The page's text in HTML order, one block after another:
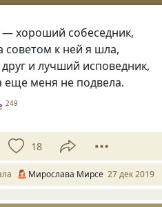
хороший собеседник,
советом к ней я шла,
и лучший исповедник,
еще меня не подвела.
249
18
Мирослава Мирсе 27 дек 2019